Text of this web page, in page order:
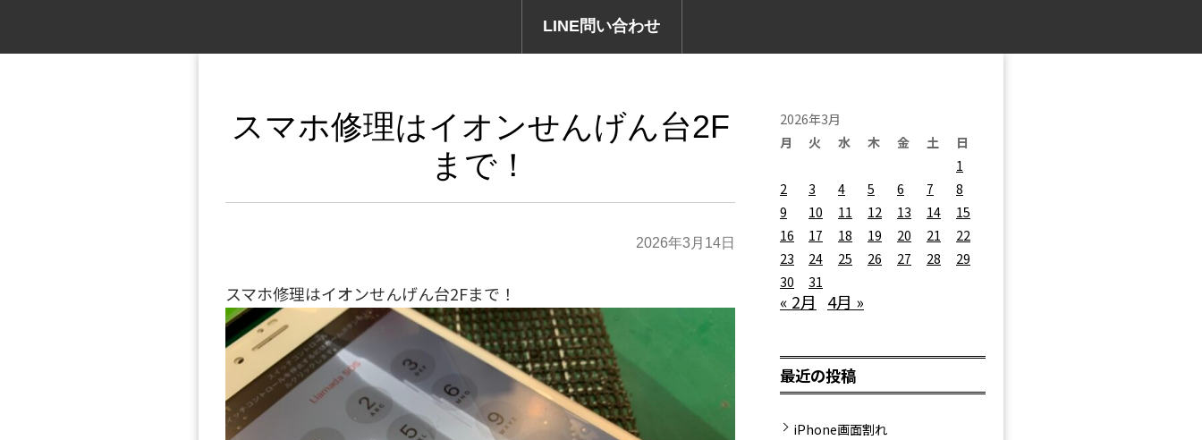
LINE問い合わせ
スマホ修理はイオンせんげん台2F
まで！
2026年3月14日
スマホ修理はイオンせんげん台2Fまで！
2026年3月
月
火 水 木 金 土
日
1
2
3 4 5 6 7
8
9
10 11 12 13 14
15
16
17 18 19 20 21
22
23
24 25 26 27 28
29
30
31
« 2月 4月 »
最近の投稿
iPhone画面割れ